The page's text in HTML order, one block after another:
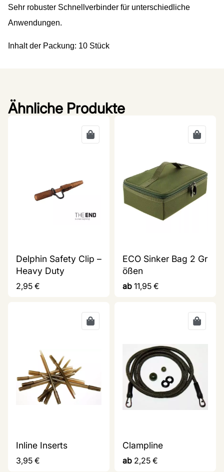
Sehr robuster Schnellverbinder für unterschiedliche
Anwendungen.
Inhalt der Packung: 10 Stück
Ähnliche Produkte
Delphin Safety Clip –
Heavy Duty
2,95 €
ECO Sinker Bag 2 Gr
ößen
ab 11,95 €
Inline Inserts
3,95 €
Clampline
ab 2,25 €